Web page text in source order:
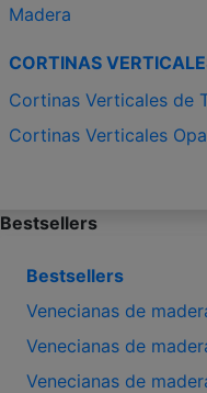
Madera
CORTINAS
Cortinas Verticales de
Cortinas Verticales
Bestsellers
Bestsellers
Venecianas de
Venecianas de
Venecianas de